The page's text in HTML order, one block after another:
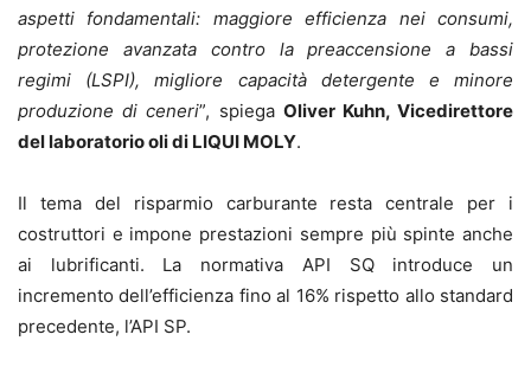
aspetti fondamentali: maggiore efficienza nei consumi,
protezione avanzata contro la preaccensione a bassi
regimi (LSPI), migliore capacità detergente e minore
produzione di ceneri”, spiega Oliver Kuhn, Vicedirettore
del laboratorio oli di LIQUI MOLY.
Il tema del risparmio carburante resta centrale per i
costruttori e impone prestazioni sempre più spinte anche
ai lubrificanti. La normativa API SQ introduce un
incremento dell’efficienza fino al 16% rispetto allo standard
precedente, l’API SP.